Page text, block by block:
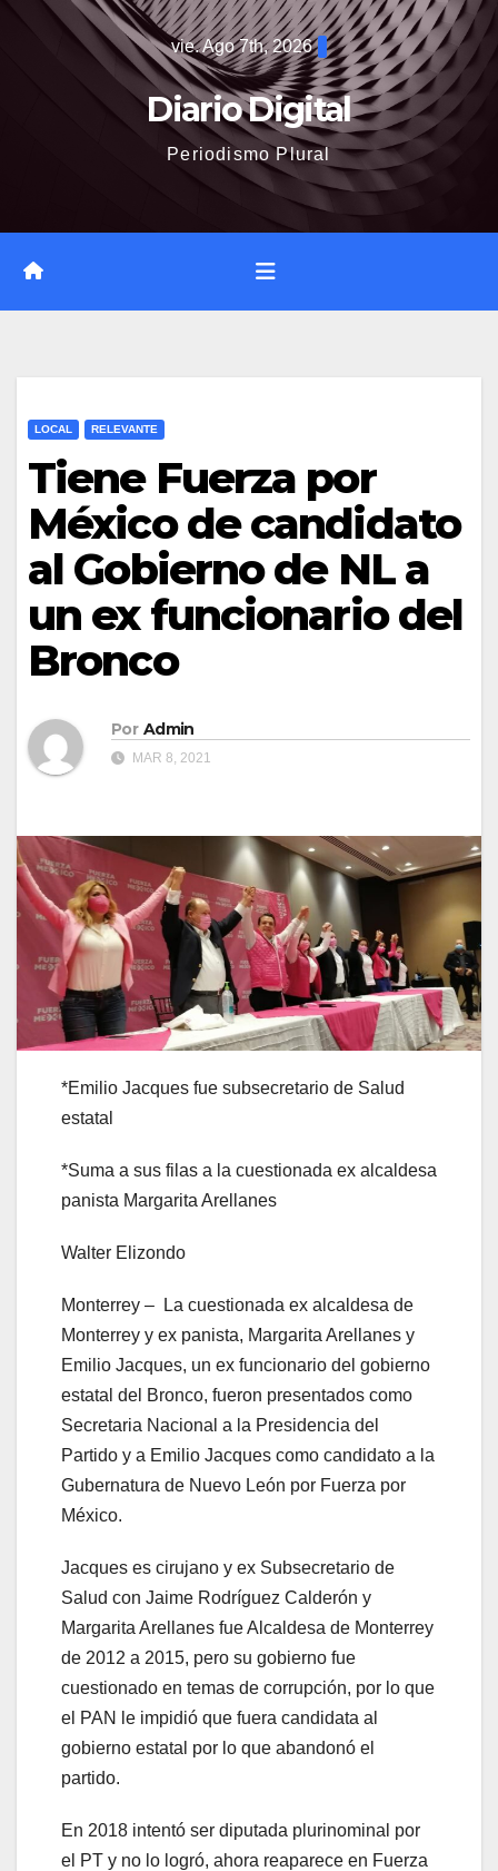
vie. Ago 7th, 2026
Diario Digital
Periodismo Plural
LOCAL RELEVANTE
Tiene Fuerza por
México de candidato
al Gobierno de NL a
un ex funcionario del
Bronco
Por Admin
MAR 8, 2021
*Emilio Jacques fue subsecretario de Salud
estatal
*Suma a sus filas a la cuestionada ex alcaldesa
panista Margarita Arellanes
Walter Elizondo
Monterrey – La cuestionada ex alcaldesa de
Monterrey y ex panista, Margarita Arellanes y
Emilio Jacques, un ex funcionario del gobierno
estatal del Bronco, fueron presentados como
Secretaria Nacional a la Presidencia del
Partido y a Emilio Jacques como candidato a la
Gubernatura de Nuevo León por Fuerza por
México.
Jacques es cirujano y ex Subsecretario de
Salud con Jaime Rodríguez Calderón y
Margarita Arellanes fue Alcaldesa de Monterrey
de 2012 a 2015, pero su gobierno fue
cuestionado en temas de corrupción, por lo que
el PAN le impidió que fuera candidata al
gobierno estatal por lo que abandonó el
partido.
En 2018 intentó ser diputada plurinominal por
el PT y no lo logró, ahora reaparece en Fuerza